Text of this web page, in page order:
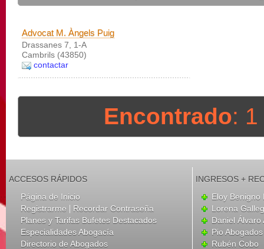
Advocat M. Àngels Puig
Drassanes 7, 1-A
Cambrils (43850)
contactar
Encontrado:
ACCESOS RÁPIDOS
Página de Inicio
Registrarme | Recordar Contraseña
Planes y Tarifas Bufetes Destacados
Especialidades Abogacía
Directorio de Abogados
INGRESOS +
Eloy Benigno
Lorena
Daniel Álvaro
Pio
Rubén Cobo